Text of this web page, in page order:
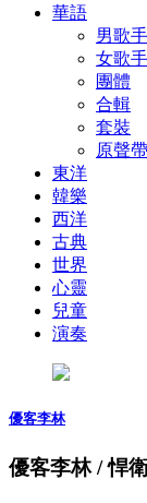
華語
男歌手
女歌手
團體
合輯
套裝
原聲帶
東洋
韓樂
西洋
古典
世界
心靈
兒童
演奏
優客李林
優客李林 / 悍